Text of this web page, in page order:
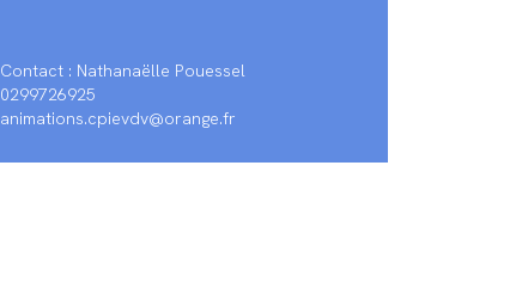
Contact : Nathanaëlle Pouessel
0299726925
animations.cpievdv@orange.fr